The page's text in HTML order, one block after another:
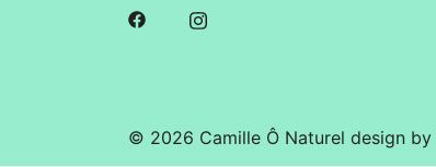
© 2026 Camille Ô Naturel design by